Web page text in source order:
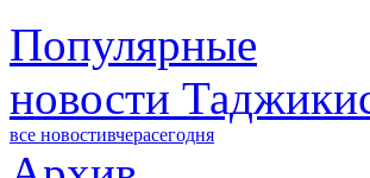
Популярные
новости
все новостивчерасегодня